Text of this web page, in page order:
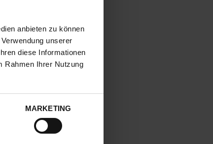
anbieten zu können
unserer
diese Informationen
Rahmen Ihrer Nutzung
MARKETING